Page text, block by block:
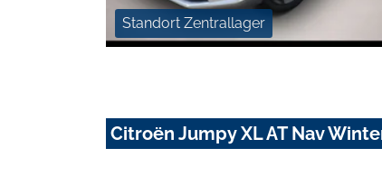
Standort Zentrallager
Citroën Jumpy XL AT Nav